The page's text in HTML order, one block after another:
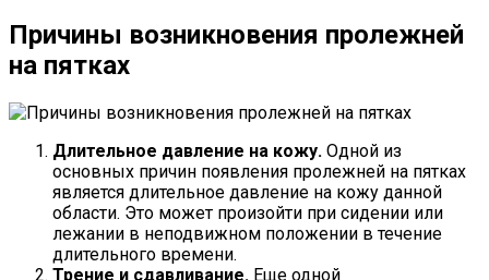
Причины возникновения пролежней
на пятках
Длительное давление на кожу. Одной из
основных причин появления пролежней на пятках
является длительное давление на кожу данной
области. Это может произойти при сидении или
лежании в неподвижном положении в течение
длительного времени.
Трение и сдавливание. Еще одной